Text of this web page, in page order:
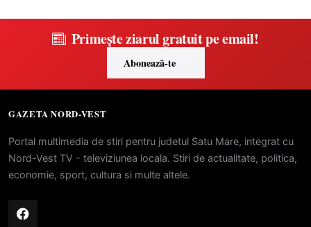
Primește ziarul gratuit pe email!
Abonează-te
GAZETA NORD-VEST
Portal multimedia de stiri pentru judetul Satu Mare, integrat cu
Nord-Vest TV - televiziunea locala. Stiri de actualitate, politica,
economie, sport, cultura si multe altele.